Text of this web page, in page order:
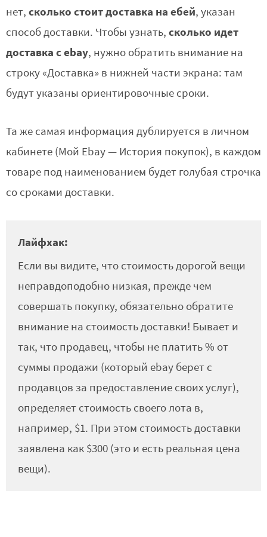
нет, сколько стоит доставка на ебей, указан
способ доставки. Чтобы узнать, сколько идет
доставка с ebay, нужно обратить внимание на
строку «Доставка» в нижней части экрана: там
будут указаны ориентировочные сроки.
Та же самая информация дублируется в личном
кабинете (Мой Ebay — История покупок), в каждом
товаре под наименованием будет голубая строчка
со сроками доставки.
Лайфхак:
Если вы видите, что стоимость дорогой вещи
неправдоподобно низкая, прежде чем
совершать покупку, обязательно обратите
внимание на стоимость доставки! Бывает и
так, что продавец, чтобы не платить % от
суммы продажи (который ebay берет с
продавцов за предоставление своих услуг),
определяет стоимость своего лота в,
например, $1. При этом стоимость доставки
заявлена как $300 (это и есть реальная цена
вещи).